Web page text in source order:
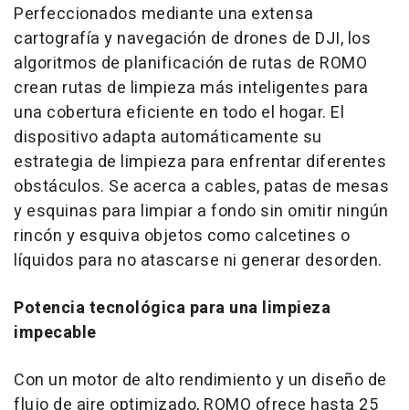
Perfeccionados mediante una extensa
cartografía y navegación de drones de DJI, los
algoritmos de planificación de rutas de ROMO
crean rutas de limpieza más inteligentes para
una cobertura eficiente en todo el hogar. El
dispositivo adapta automáticamente su
estrategia de limpieza para enfrentar diferentes
obstáculos. Se acerca a cables, patas de mesas
y esquinas para limpiar a fondo sin omitir ningún
rincón y esquiva objetos como calcetines o
líquidos para no atascarse ni generar desorden.
Potencia tecnológica para una limpieza
impecable
Con un motor de alto rendimiento y un diseño de
flujo de aire optimizado, ROMO ofrece hasta 25